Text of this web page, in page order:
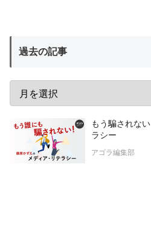
過去の記事
もう騙されな
ラシー
アゴラ編集部